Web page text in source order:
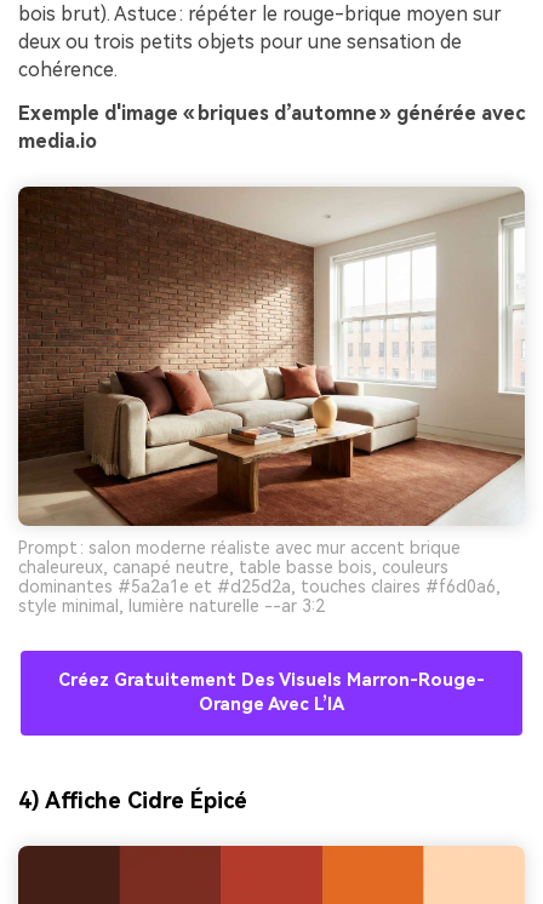
bois brut). Astuce : répéter le rouge-brique moyen sur
deux ou trois petits objets pour une sensation de
cohérence.
Exemple d'image « briques d’automne » générée avec
media.io
Prompt : salon moderne réaliste avec mur accent brique
chaleureux, canapé neutre, table basse bois, couleurs
dominantes #5a2a1e et #d25d2a, touches claires #f6d0a6,
style minimal, lumière naturelle --ar 3:2
Créez Gratuitement Des Visuels Marron-Rouge-
Orange Avec L’IA
4) Affiche Cidre Épicé